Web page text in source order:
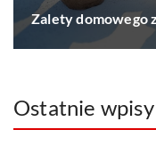
Zalety domowego
Ostatnie wpisy